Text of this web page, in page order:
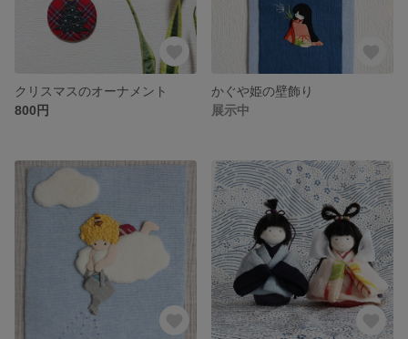
クリスマスのオーナメント
800円
かぐや姫の壁飾り
展示中